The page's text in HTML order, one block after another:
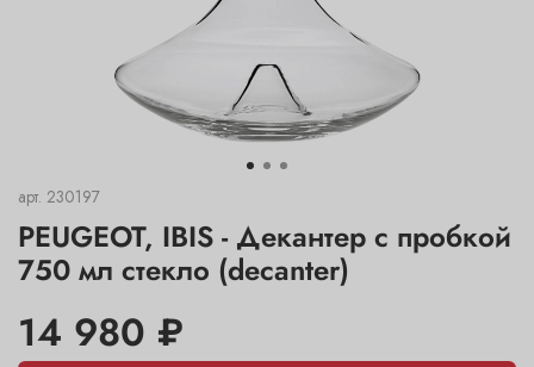
арт. 230197
PEUGEOT, IBIS - Декантер с пробкой
750 мл стекло (decanter)
14 980 ₽